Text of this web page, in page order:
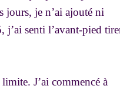
jours, je n’ai ajouté ni
j’ai senti l’avant-pied
J’ai commencé à